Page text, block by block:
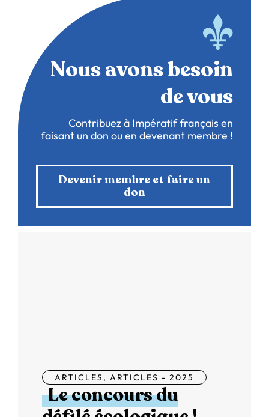
Nous avons besoin
de vous
Contribuez à Impératif français en
faisant un don ou en devenant membre !
Devenir membre et faire un
don
ARTICLES, ARTICLES - 2025
Le concours du